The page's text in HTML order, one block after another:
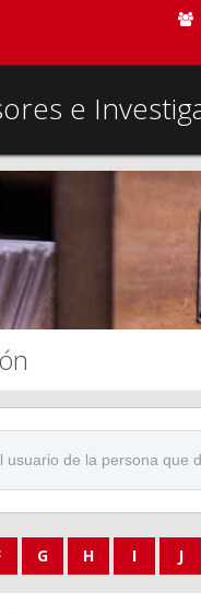
e
G H I J